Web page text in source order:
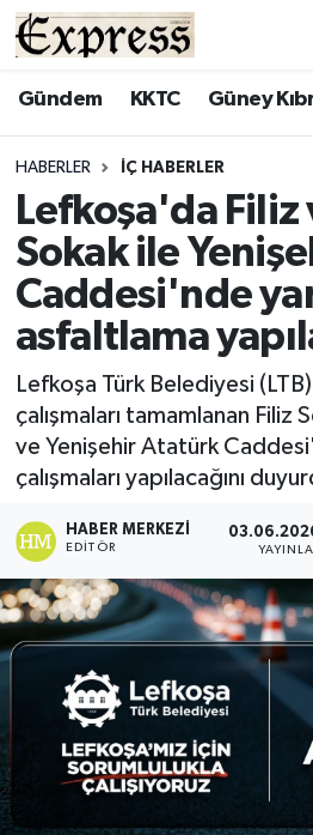
Gündem KKTC Güney
HABERLER İÇ HABERLER
Lefkoşa'da Filiz
Sokak ile
Caddesi'nde
asfaltlama
Lefkoşa Türk Belediyesi
çalışmaları tamamlanan Filiz
ve Yenişehir Atatürk
çalışmaları yapılacağını
HABER MERKEZI
EDITÖR
ALAYKÖY
BİLİM
ÇATALKÖY
DÜNYA
EĞİTİM
EKONOMİ
ENGLISH
ESENTEPE
GAZİMAĞUSA
GİRNE
GÜNDEM
GÜNEY KIBRIS
Hava Durumu
Süper Lig Puan Durumu
Tüm Manşetler
Son Dakika Haberleri
Haber Arşivi